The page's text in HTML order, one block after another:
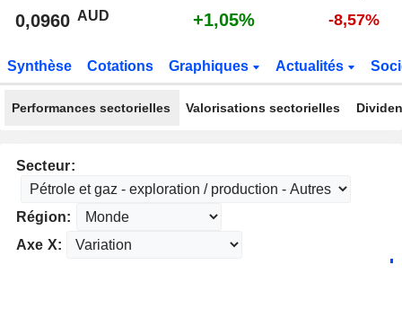
0,0960 AUD +1,05% -8,57%
Synthèse Cotations Graphiques Actualités
Performances sectorielles Valorisations sectorielles
Secteur:
Région:
Axe X: